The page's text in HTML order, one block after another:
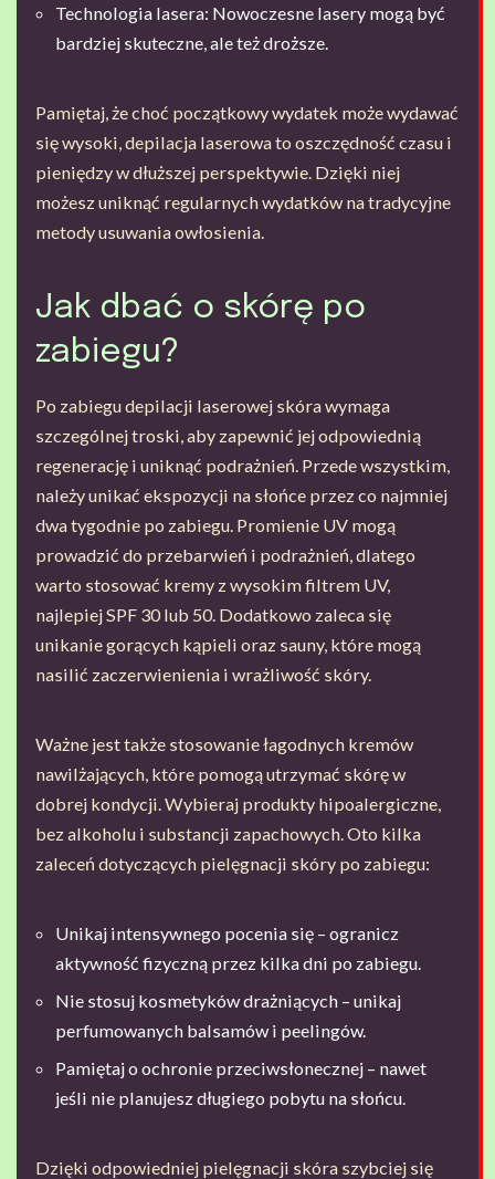
Technologia lasera: Nowoczesne lasery mogą być
bardziej skuteczne, ale też droższe.
Pamiętaj, że choć początkowy wydatek może wydawać
się wysoki, depilacja laserowa to oszczędność czasu i
pieniędzy w dłuższej perspektywie. Dzięki niej
możesz uniknąć regularnych wydatków na tradycyjne
metody usuwania owłosienia.
Jak dbać o skórę po
zabiegu?
Po zabiegu depilacji laserowej skóra wymaga
szczególnej troski, aby zapewnić jej odpowiednią
regenerację i uniknąć podrażnień. Przede wszystkim,
należy unikać ekspozycji na słońce przez co najmniej
dwa tygodnie po zabiegu. Promienie UV mogą
prowadzić do przebarwień i podrażnień, dlatego
warto stosować kremy z wysokim filtrem UV,
najlepiej SPF 30 lub 50. Dodatkowo zaleca się
unikanie gorących kąpieli oraz sauny, które mogą
nasilić zaczerwienienia i wrażliwość skóry.
Ważne jest także stosowanie łagodnych kremów
nawilżających, które pomogą utrzymać skórę w
dobrej kondycji. Wybieraj produkty hipoalergiczne,
bez alkoholu i substancji zapachowych. Oto kilka
zaleceń dotyczących pielęgnacji skóry po zabiegu:
Unikaj intensywnego pocenia się – ogranicz
aktywność fizyczną przez kilka dni po zabiegu.
Nie stosuj kosmetyków drażniących – unikaj
perfumowanych balsamów i peelingów.
Pamiętaj o ochronie przeciwsłonecznej – nawet
jeśli nie planujesz długiego pobytu na słońcu.
Dzięki odpowiedniej pielęgnacji skóra szybciej się